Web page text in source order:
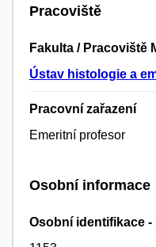
Pracoviště
Fakulta / Pracoviště
Ústav histologie a
Pracovní zařazení
Emeritní profesor
Osobní informace
Osobní identifikace